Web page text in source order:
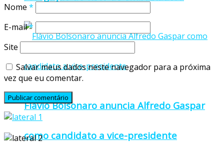
Flávio Bolsonaro anuncia Alfredo Gaspar
como candidato a vice-presidente
Nome *
E-mail*
Site
Salvar meus dados neste navegador para a próxima
vez que eu comentar.